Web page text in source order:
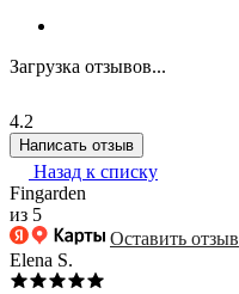
Загрузка отзывов...
4.2
Написать отзыв
Назад к списку
Fingarden
из 5
Оставить отзыв
Elena S.